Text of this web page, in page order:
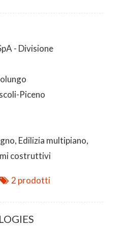
- Divisione
Piceno
Edilizia multipiano,
costruttivi
2 prodotti